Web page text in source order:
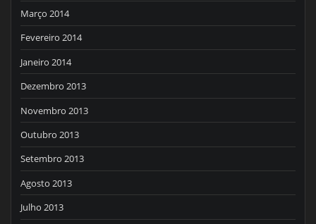
Março 2014
Fevereiro 2014
Janeiro 2014
Dezembro 2013
Novembro 2013
Outubro 2013
Setembro 2013
Agosto 2013
Julho 2013